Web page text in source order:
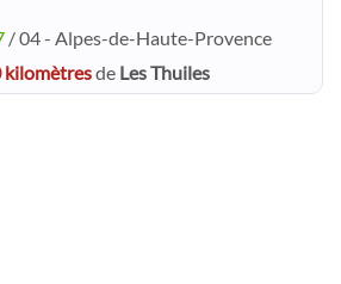
/ 04 - Alpes-de-Haute-Provence
kilomètresde Les Thuiles